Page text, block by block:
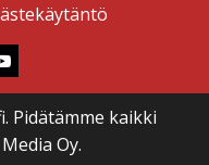
Pidätämme kaikki
Oy.